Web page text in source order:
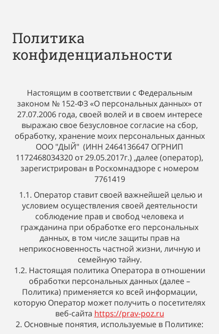
Политика
конфиденциальности
Настоящим в соответствии с Федеральным
законом № 152-ФЗ «О персональных данных» от
27.07.2006 года, своей волей и в своем интересе
выражаю свое безусловное согласие на сбор,
обработку, хранение моих персональных данных
ООО "ДЫЙ" (ИНН 2464136647 ОГРНИП
1172468034320 от 29.05.2017г.) ,далее (оператор),
зарегистрирован в Роскомнадзоре с номером
7761419
1.1. Оператор ставит своей важнейшей целью и
условием осуществления своей деятельности
соблюдение прав и свобод человека и
гражданина при обработке его персональных
данных, в том числе защиты прав на
неприкосновенность частной жизни, личную и
семейную тайну.
1.2. Настоящая политика Оператора в отношении
обработки персональных данных (далее –
Политика) применяется ко всей информации,
которую Оператор может получить о посетителях
веб-сайта https://prav-poz.ru
2. Основные понятия, используемые в Политике: